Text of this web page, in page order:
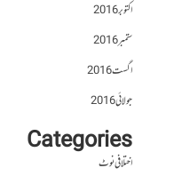
اکتوبر 2016
ستمبر 2016
اگست 2016
جولائی 2016
Categories
اختلافی نوٹ